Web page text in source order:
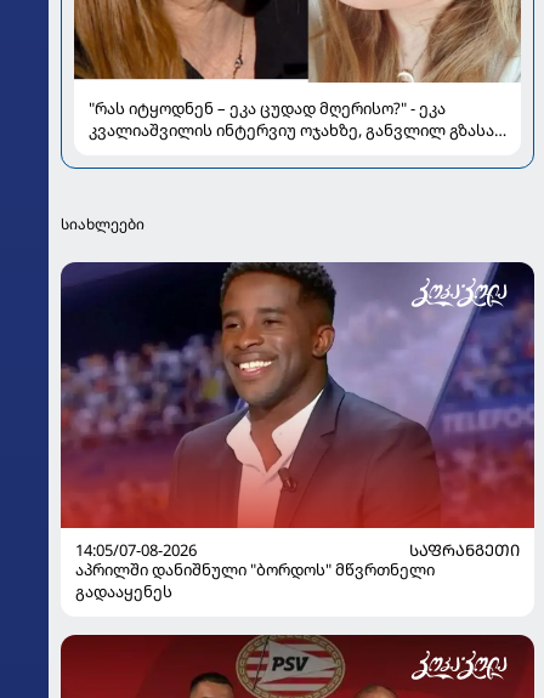
"რას იტყოდნენ – ეკა ცუდად მღერისო?" - ეკა
კვალიაშვილის ინტერვიუ ოჯახზე, განვლილ გზასა
სიახლეები
14:05/07-08-2026
ᲡᲐᲤᲠᲐᲜᲒᲔᲗᲘ
აპრილში დანიშნული "ბორდოს" მწვრთნელი
გადააყენეს